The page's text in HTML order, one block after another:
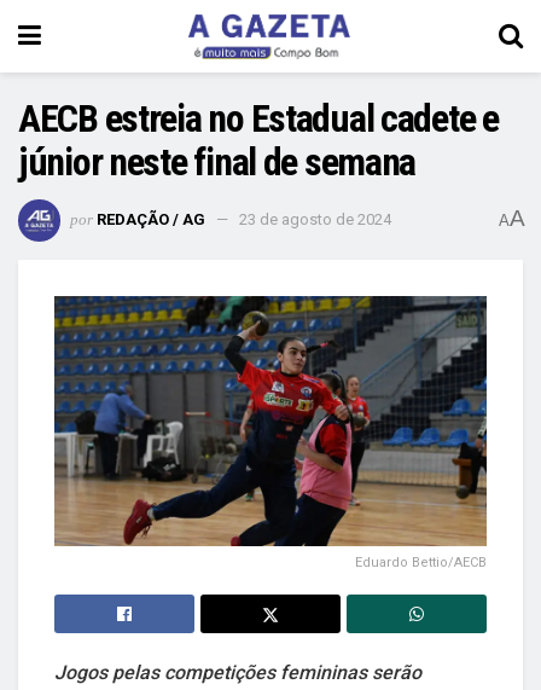
AECB estreia no Estadual cadete e
júnior neste final de semana
por REDAÇÃO / AG 23 de agosto de 2024 AA
Eduardo Bettio/AECB
Jogos pelas competições femininas serão